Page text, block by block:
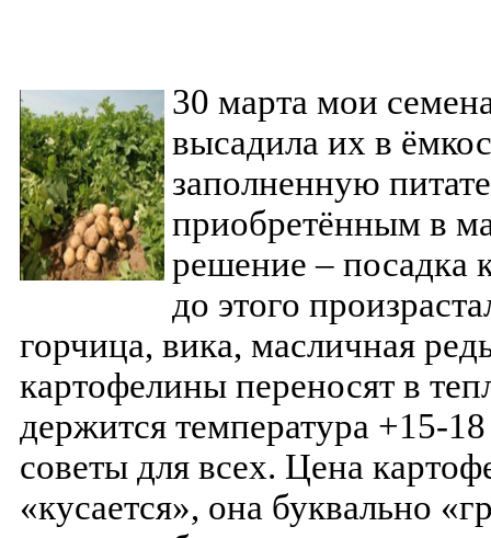
30 марта мои
высадила их в
заполненную
приобретённым в
решение – посадка
до этого
горчица, вика, масличная
картофелины переносят в
держится температура +15-
советы для всех. Цена
«кусается», она буквально